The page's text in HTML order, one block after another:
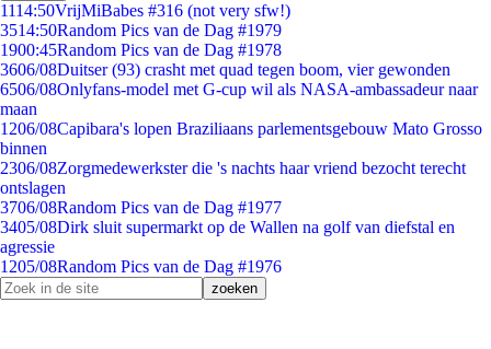
1114:50VrijMiBabes #316 (not very sfw!)
3514:50Random Pics van de Dag #1979
1900:45Random Pics van de Dag #1978
3606/08Duitser (93) crasht met quad tegen boom, vier gewonden
6506/08Onlyfans-model met G-cup wil als NASA-ambassadeur naar
maan
1206/08Capibara's lopen Braziliaans parlementsgebouw Mato Grosso
binnen
2306/08Zorgmedewerkster die 's nachts haar vriend bezocht terecht
ontslagen
3706/08Random Pics van de Dag #1977
3405/08Dirk sluit supermarkt op de Wallen na golf van diefstal en
agressie
1205/08Random Pics van de Dag #1976